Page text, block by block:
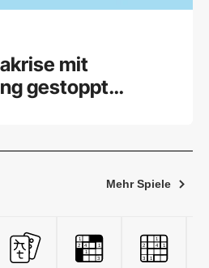
mit
gestoppt
Mehr Spiele